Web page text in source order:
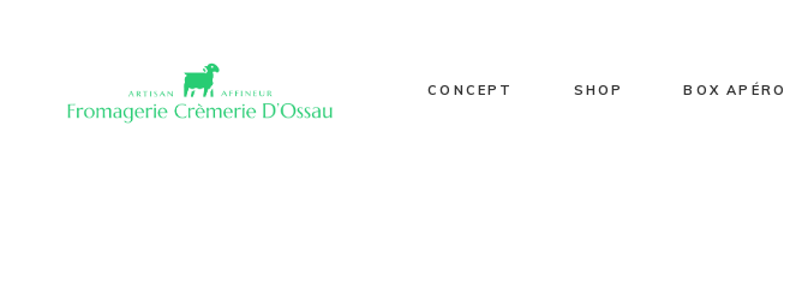
CONCEPT SHOP BOX APÉRO
Notre histoire
Sélection fromages
Box